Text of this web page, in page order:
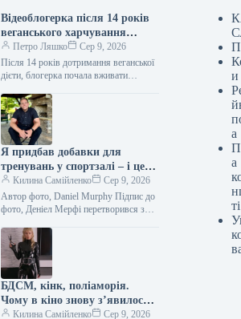
Відеоблогерка після 14 років
веганського харчування
скуштувала стейк і плакала:
про що вона розповіла
Петро Ляшко
Сер 9, 2026
Після 14 років дотримання веганської
дієти, блогерка почала вживати
реакція на стейк спантеличила
підписників. Love…
Я придбав добавки для
тренувань у спортзалі – і це
спричинило в мене психоз.
Килина Самійленко
Сер 9, 2026
Автор фото, Daniel Murphy Підпис до
фото, Деніел Мерфі перетворився з
вважала, що його родина…
БДСМ, кінк, поліаморія.
Чому в кіно знову з’явилося
більше сексу
Килина Самійленко Сер 9, 2026
и
а
а
ті